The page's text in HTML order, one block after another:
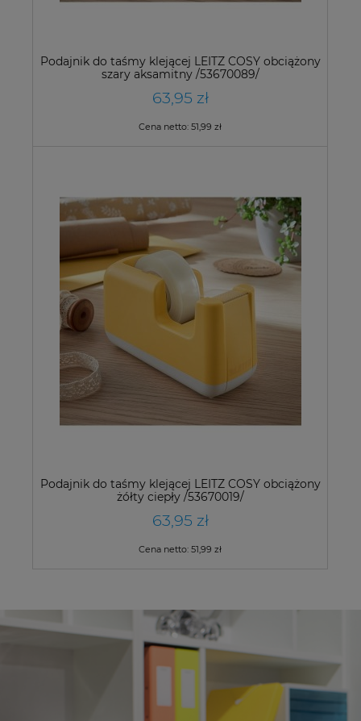
Podajnik do taśmy klejącej LEITZ COSY obciążony
szary aksamitny /53670089/
63,95 zł
Cena netto: 51,99 zł
Podajnik do taśmy klejącej LEITZ COSY obciążony
żółty ciepły /53670019/
63,95 zł
Cena netto: 51,99 zł